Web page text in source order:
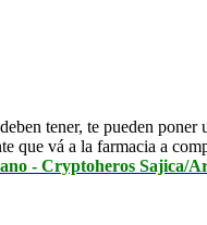
tener, te pueden
que vá a la farmacia a
- Cryptoheros